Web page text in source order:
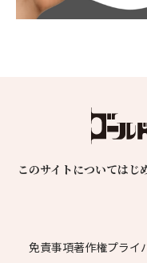
このサイトについてはじ
免責事項著作権プライ